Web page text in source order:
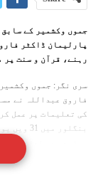
جموں وکشمیر کے
پارلیمان ڈاکٹر
رہنے، قرآن و سنت پر
سری نگر: جموں
فاروق عبداللہ نے
کی تعلیمات پر عمل
بنگلور
موضوع سے منعقدہ
پائے جارہے خوف اور
کی تعلیمات سے دوری